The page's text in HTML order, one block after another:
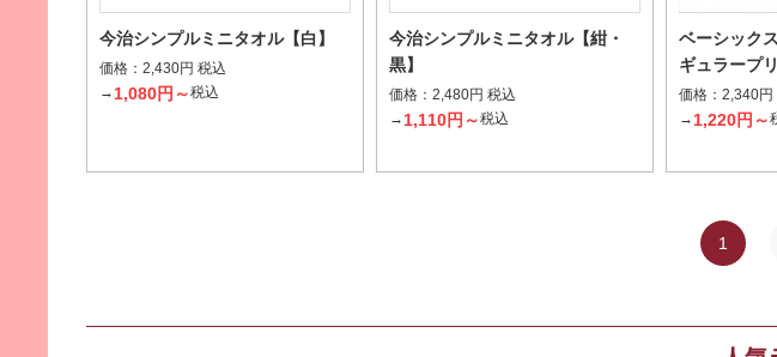
今治シンプルミニタオル【白】
価格： 2,430円 税込
→ 1,080円～税込
今治シンプルミニタオル【紺・
黒】
価格： 2,480円 税込
→ 1,110円～税込
ベーシック
ギュラープ
価格： 2,340円
→ 1,220円～
1